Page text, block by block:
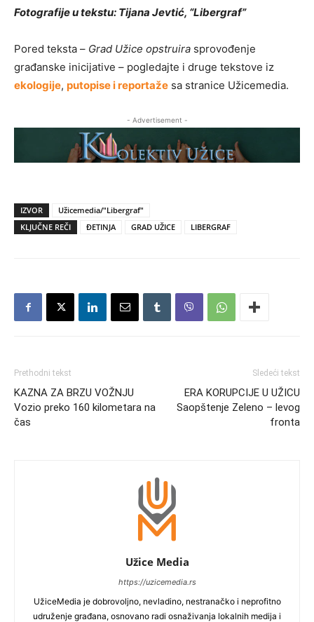
Fotografije u tekstu: Tijana Jevtić, “Libergraf”
Pored teksta – Grad Užice opstruira sprovođenje
građanske inicijative – pogledajte i druge tekstove iz
ekologije, putopise i reportaže sa stranice Užicemedia.
- Advertisement -
IZVOR
Užicemedia/"Libergraf"
KLJUČNE REČI
ĐETINJA GRAD UŽICE LIBERGRAF
Prethodni tekst
KAZNA ZA BRZU VOŽNJU
Vozio preko 160 kilometara na
čas
Sledeći tekst
ERA KORUPCIJE U UŽICU
Saopštenje Zeleno – levog
fronta
Užice Media
https://uzicemedia.rs
UžiceMedia je dobrovoljno, nevladino, nestranačko i neprofitno
udruženje građana, osnovano radi osnaživanja lokalnih medija i